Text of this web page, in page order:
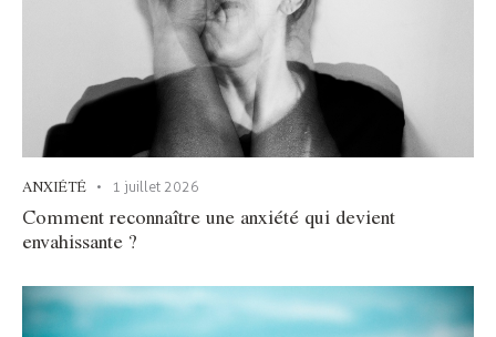
ANXIÉTÉ 1 juillet 2026
Comment reconnaître une anxiété qui devient
envahissante ?